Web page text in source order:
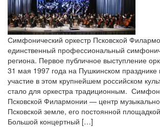
Симфонический оркестр Псковской
единственный профессиональный
региона. Первое публичное выступление
31 мая 1997 года на Пушкинском празднике
участие в этом крупнейшем российском
стало для оркестра традиционным.
Псковской Филармонии — центр
Псковской земле, его постоянной
Большой концертный […]